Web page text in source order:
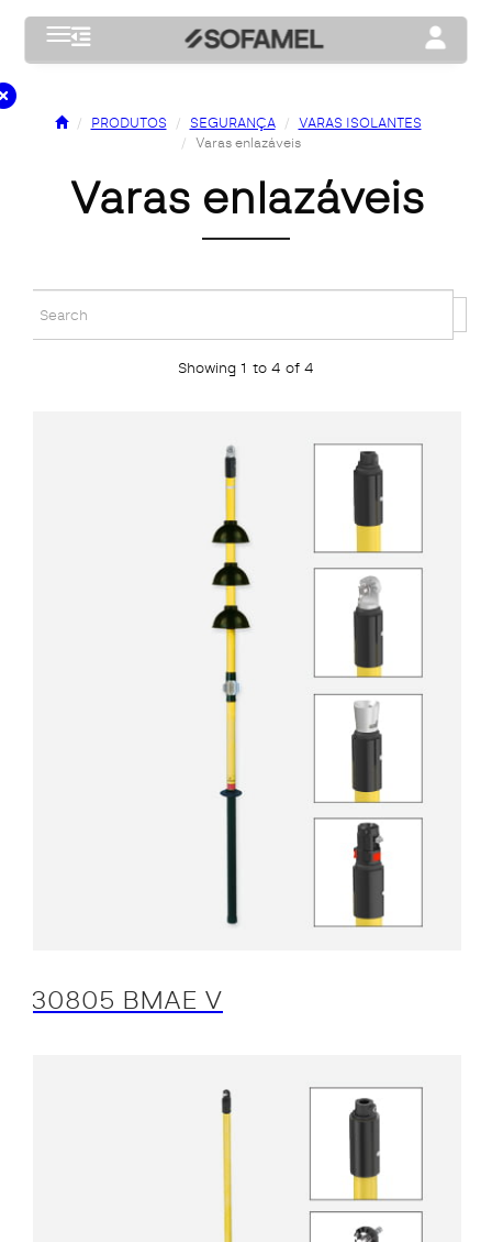
Toggle navigation Toggle
PRODUTOS SEGURANÇA
VARAS ISOLANTES
Varas enlazáveis
varas enlazáveis
Showing 1 to 4 of 4
30805 BMAE V